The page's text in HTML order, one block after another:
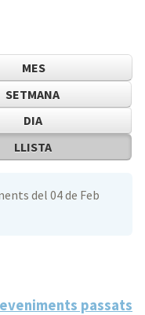
MES
SETMANA
DIA
LLISTA
del 04 de Feb
passats